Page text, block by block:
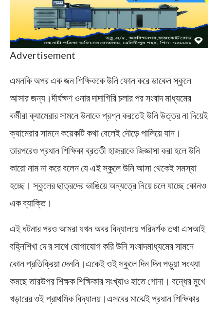
Advertisement
এমনকি অপর এক জন শিক্ষিককে উনি ফোন করে ডাকেন স্কুলে
আসার জন্য।দীর্ঘক্ষণ ওনার দাদাগিরি চলার পর সংবাদ মাধ্যমের
কর্মীরা ক্যামেরার সামনে উনাকে প্রশ্ন করতেই উনি উত্তর না দিয়েই
ক্যামেরার সামনে কয়েকটি কথা বেলেই দৌড়ে পালিয়ে যান।
তারপরেও প্রধান শিক্ষিকা ব্রততী হাজরাকে জিজ্ঞাসা করা হলে উনি
কারো নাম না করে বলেন যে এই স্কুলে উনি আসা থেকেই সমস্যা
হচ্ছে। স্কুলের ছাত্রদের ভাঙিয়ে অন্যত্রে নিয়ে চলে যাচ্ছে কোনও
এক ব্যাক্তি।
এই ঘটনার পরও আমরা যখন অবর বিদ্যালয়ে পরিদর্শক তথা এসআই
বহ্নিশিখা দে র সাথে যোগাযোগ করি উনি সংবাদমাধ্যমের সামনে
কোন প্রতিক্রিয়া দেননি।একেই ওই স্কুলে দিন দিন পড়ুয়া সংখ্যা
কমছে তারউপর শিক্ষক শিক্ষিকার সংখ্যাও হাতে গোনা। বন্ধের মুখে
খড়ারের ওই প্রাথমিক বিদ্যালয়।এসবের মাঝেই প্রধান শিক্ষিকার